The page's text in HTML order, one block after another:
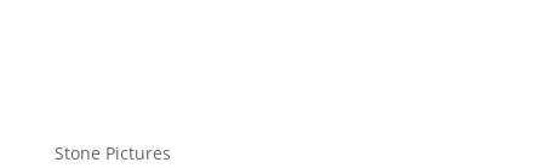
Stone Pictures